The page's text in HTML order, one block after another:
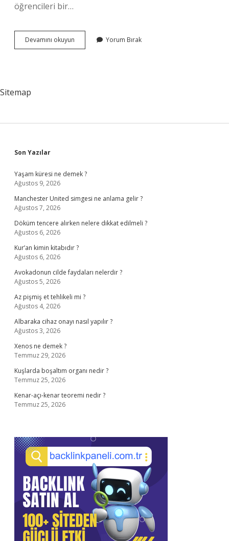
öğrencileri bir…
Devamını okuyun Tartışmanın
Önemi
Yorum Bırak
Sitemap
Sidebar
Son Yazılar
Yaşam küresi ne demek ?
Ağustos 9, 2026
Manchester United simgesi ne anlama gelir ?
Ağustos 7, 2026
Döküm tencere alırken nelere dikkat edilmeli ?
Ağustos 6, 2026
Kur’an kimin kitabıdır ?
Ağustos 6, 2026
Avokadonun cilde faydaları nelerdir ?
Ağustos 5, 2026
Az pişmiş et tehlikeli mi ?
Ağustos 4, 2026
Albaraka cihaz onayı nasıl yapılır ?
Ağustos 3, 2026
Xenos ne demek ?
Temmuz 29, 2026
Kuşlarda boşaltım organı nedir ?
Temmuz 25, 2026
Kenar-açı-kenar teoremi nedir ?
Temmuz 25, 2026